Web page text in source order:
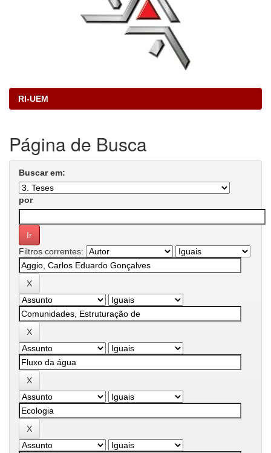
RI-UEM
Página de Busca
Buscar em:
por
Filtros correntes: